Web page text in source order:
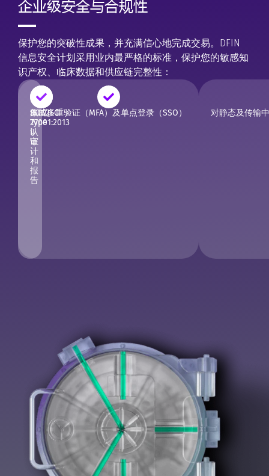
企业级安全与合规性
保护您的突破性成果，并充满信心地完成交易。DFIN
信息安全计划采用业内最严格的标准，保护您的敏感知
识产权、临床数据和供应链完整性：
SOC2
Type
II
审
计
和
报
告
ISO/IEC
27001:2013
认
证
集成多重验证（MFA）及单点登录（SSO） 对静态及传输